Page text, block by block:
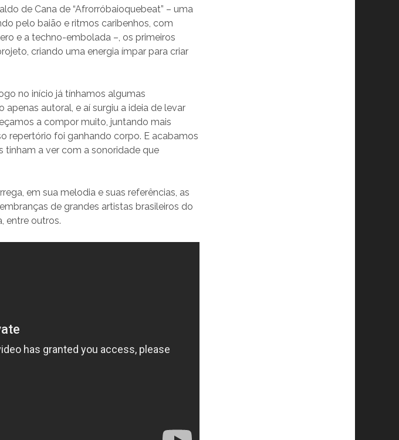
de Cana de “Afrorróbaioquebeat” – uma
pelo baião e ritmos caribenhos, com
e a techno-embolada –, os primeiros
criando uma energia ímpar para criar
no início já tínhamos algumas
autoral, e aí surgiu a ideia de levar
a compor muito, juntando mais
repertório foi ganhando corpo. E acabamos
tinham a ver com a sonoridade que
em sua melodia e suas referências, as
de grandes artistas brasileiros do
entre outros.